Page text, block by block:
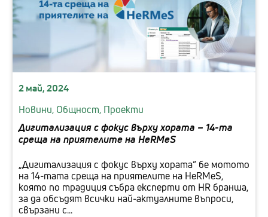
2 май, 2024
Новини, Общност, Проекти
Дигитализация с фокус върху хората – 14-та
среща на приятелите на HeRMeS
„Дигитализация с фокус върху хората“ бе мотото
на 14-тата среща на приятелите на HeRMeS,
която по традиция събра експерти от HR бранша,
за да обсъдят всички най-актуалните въпроси,
свързани с...